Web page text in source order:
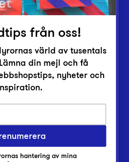
från oss!
värld av tusentals
din mejl och få
nyheter och
hantering av mina